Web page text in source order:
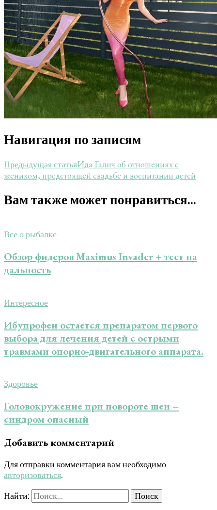
Навигация по записям
Предыдущая статьяИда Галич об отношениях с
женихом, предстоящей свадьбе и воспитании детей
Вам также может понравиться...
Все о рыбалке
Обзор фидеров Maximus Invader + тест на
дальность
Интересное
Ибупрофен остается препаратом первого
выбора для лечения детей с острыми
травмами опорно-двигательного аппарата.
Здоровье
Головокружение при повороте шеи –
синдром опасный
Добавить комментарий
Для отправки комментария вам необходимо
авторизоваться.
Найти: